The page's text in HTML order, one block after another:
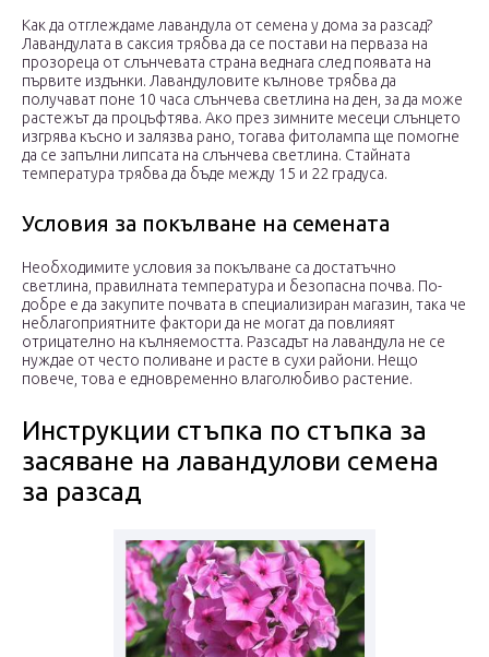
Как да отглеждаме лавандула от семена у дома за разсад?
Лавандулата в саксия трябва да се постави на перваза на
прозореца от слънчевата страна веднага след появата на
първите издънки. Лавандуловите кълнове трябва да
получават поне 10 часа слънчева светлина на ден, за да може
растежът да процъфтява. Ако през зимните месеци слънцето
изгрява късно и залязва рано, тогава фитолампа ще помогне
да се запълни липсата на слънчева светлина. Стайната
температура трябва да бъде между 15 и 22 градуса.
Условия за покълване на семената
Необходимите условия за покълване са достатъчно
светлина, правилната температура и безопасна почва. По-
добре е да закупите почвата в специализиран магазин, така че
неблагоприятните фактори да не могат да повлияят
отрицателно на кълняемостта. Разсадът на лавандула не се
нуждае от често поливане и расте в сухи райони. Нещо
повече, това е едновременно влаголюбиво растение.
Инструкции стъпка по стъпка за
засяване на лавандулови семена
за разсад